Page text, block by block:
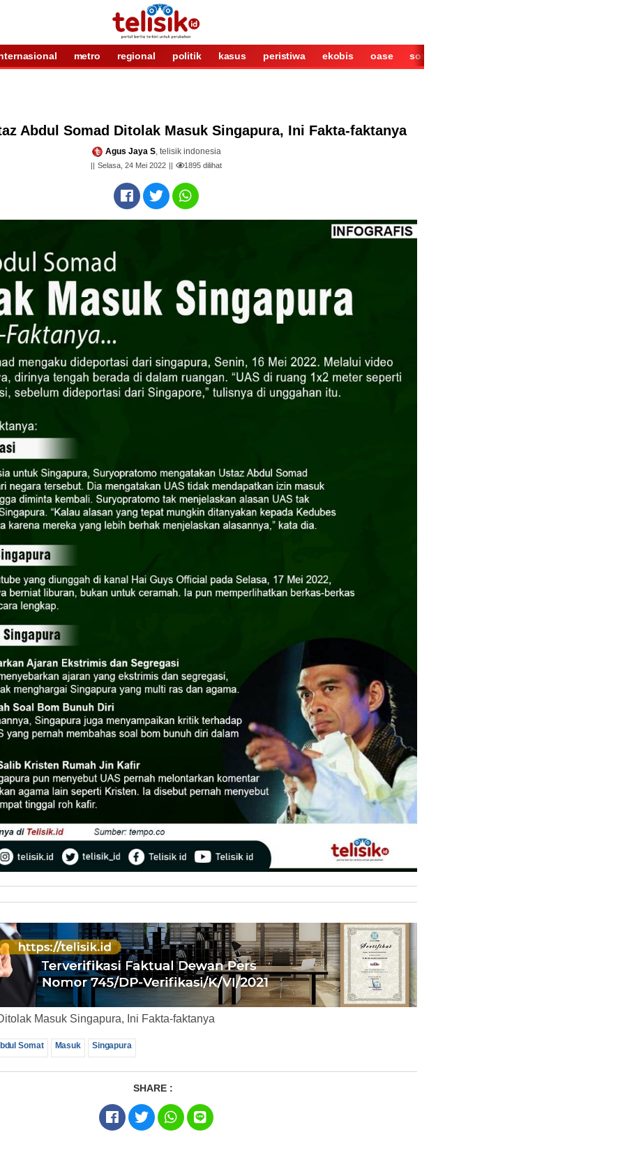
metro regional politik kasus peristiwa ekobis oase sosok
Abdul Somad Ditolak Masuk Singapura, Ini Fakta-faktanya
Agus Jaya S, telisik indonesia
Selasa, 24 Mei 2022 1895 dilihat
Masuk Singapura, Ini Fakta-faktanya
Somat Masuk Singapura
SHARE :